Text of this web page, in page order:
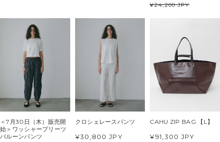
¥24,200 JPY
＜7月30日（木）販売開
始＞ワッシャープリーツ
バルーンパンツ
クロシェレースパンツ
¥30,800 JPY
CAHU ZIP BAG 【L】
¥91,300 JPY